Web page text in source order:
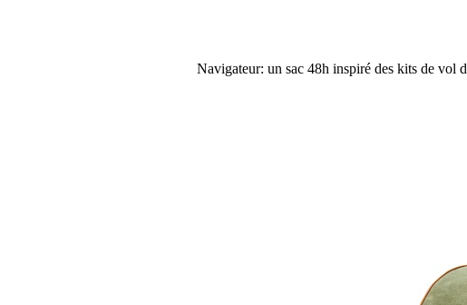
Navigateur: un sac 48h inspiré des kits de vol